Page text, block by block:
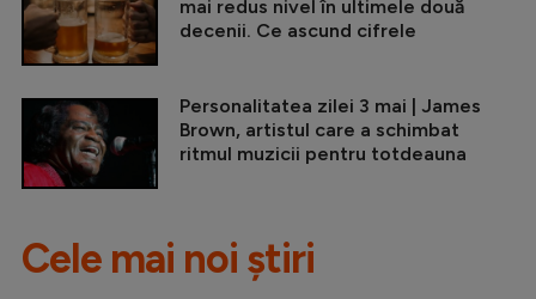
mai redus nivel în ultimele două
decenii. Ce ascund cifrele
Personalitatea zilei 3 mai | James
Brown, artistul care a schimbat
ritmul muzicii pentru totdeauna
Cele mai noi știri